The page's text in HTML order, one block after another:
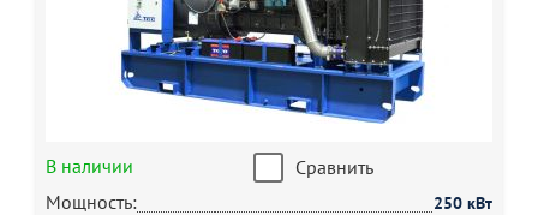
В наличии
Сравнить
Мощность:
250 кВт